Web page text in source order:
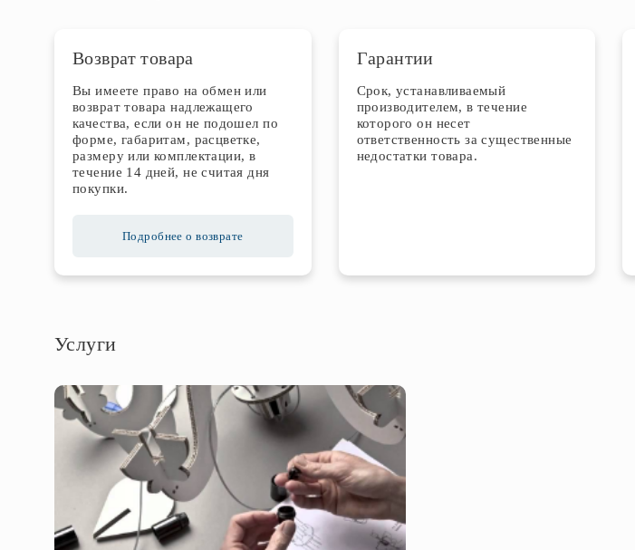
Возврат товара
Вы имеете право на обмен или
возврат товара надлежащего
качества, если он не подошел по
форме, габаритам, расцветке,
размеру или комплектации, в
течение 14 дней, не считая дня
покупки.
Подробнее о возврате
Гарантии
Срок, устанавливаемый
производителем, в течение
которого он несет
ответственность за существенные
недостатки товара.
Услуги